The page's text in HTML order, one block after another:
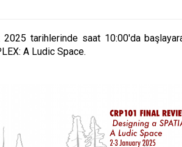
tarihlerinde saat 10:00'da
A Ludic Space.